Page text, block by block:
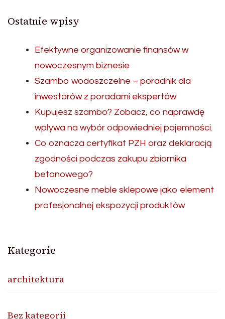
Ostatnie wpisy
Efektywne organizowanie finansów w
nowoczesnym biznesie
Szambo wodoszczelne – poradnik dla
inwestorów z poradami ekspertów
Kupujesz szambo? Zobacz, co naprawdę
wpływa na wybór odpowiedniej pojemności.
Co oznacza certyfikat PZH oraz deklaracją
zgodności podczas zakupu zbiornika
betonowego?
Nowoczesne meble sklepowe jako element
profesjonalnej ekspozycji produktów
Kategorie
architektura
Bez kategorii